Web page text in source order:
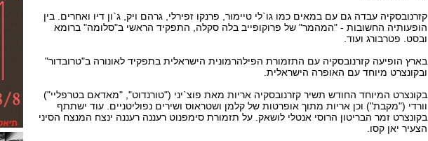
קזרנובסקיה עבדה גם עם במאים כמו גו`לי טיימור, פרנקו זפירלי, גרהם ויק, ג`ון דיו ואחרים. בין
הופעותיה החשובות - "המהמר" של פרוקופייב בלה סקלה, התפקיד הראשי ב"סלומה" ברומא
ובסט. פטרבורג ועוד.
בארץ הופיעה קזרנובסקיה עם התזמורת הפילהרמונית הישראלית בתפקיד לאונורה ב"טרובדור"
ובקונצרט מיוחד עם האופרה הישראלית.
בקונצרט המיוחד החודש תשיר קזרנובסקיה אריות מאת פוצ`יני ("טורנדוט", "מאדאם בטרפליי")
וורדי ("מקבת") וכן אריות מתוך אופרטות של קלמן ושטראוס ושירים נפוליטניים. עוד ישתתף
בקונצרט זמר הבריטון הרוסי אנטלי לושאק. על תזמורת סימפנוט רעננה רעננה ינצח המנצח הסיני
הצעיר יאן קסו.